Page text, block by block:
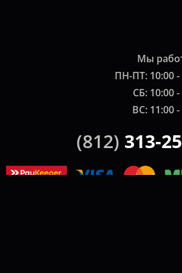
Мы
ПН-ПТ: 10:00 -
СБ: 10:00
ВС: 11:00
(812) 313-